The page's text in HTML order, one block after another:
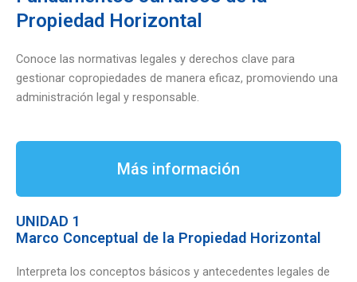
Propiedad Horizontal
Conoce las normativas legales y derechos clave para
gestionar copropiedades de manera eficaz, promoviendo una
administración legal y responsable.
Más información
UNIDAD 1
Marco Conceptual de la Propiedad Horizontal
Interpreta los conceptos básicos y antecedentes legales de